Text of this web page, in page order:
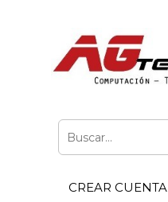
CREAR CUENTA